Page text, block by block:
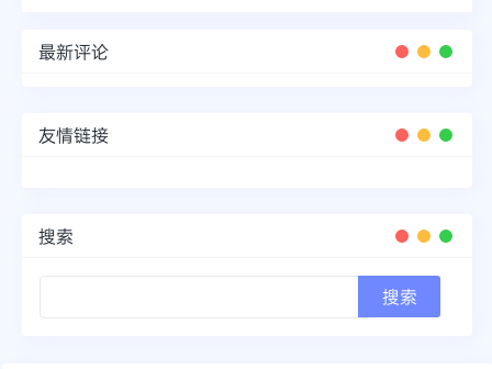
最新评论
友情链接
搜索